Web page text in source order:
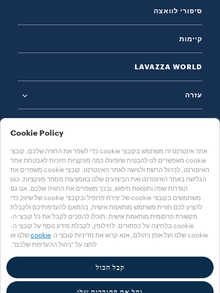
סיפורי לוואצה
קיימות
LAVAZZA WORLD
עזרה
בחרו את המדינה שלכם
ישראל
Accessibility Statement Cookie הגדרות
מדיניות Cookie
מדיניות הפרטיות
‎© 2025 Luigi Lavazza SPA. כל הזכויות שמורות – מספר עוסק לצורכי מע"מ
Cookie Policy
אתר אינטרנט זה משתמש בקובצי cookie כדי לשפר את החוויה שלכם. קובצי
cookie מאפשרים לנו להבטיח שיופעלו כמה פונקציות חיוניות לאבטחת אתר
האינטרנט, לניהול הרשת ולגישה לאתר האינטרנט. קובצי cookie משפרים את
הגלישה באתר האינטרנט ואת הביצועים שלנו באמצעות מספר פונקציות, כגון
הגדרות שפה ותוצאות חיפוש, ובכך משפרים את החוויה שלכם. אנו גם
משתמשים בקובצי cookie של יצירת פרופיל ובקובצי cookie של שיווק כדי
להציע לכם חוויית משתמש מותאמת אישית, בהתאם להעדפותיכם ולקבלת
תקשורת פרסומית מותאמת אישית. תוכלו להסכים לקבל את כל קובצי ה-
cookie בלחיצה על כפתורים. לחילופין, לקבלת מידע נוסף על קובצי ה-
cookie שלנו ועל אופן ניהולם, אנא קראו את מדיניות קובצי ה-
cookie שלנו או
לחצו על "ניהול ההעדפות שלכם".
קבל הכול